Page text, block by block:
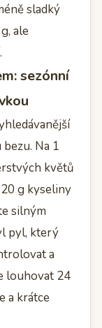
sladký
ale
sezónní
Na 1
květů
g kyseliny
silným
pyl, který
a
louhovat 24
a krátce